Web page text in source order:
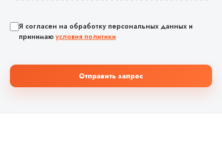
Я согласен на обработку персональных данных и
принимаю условия политики
Отправить запрос